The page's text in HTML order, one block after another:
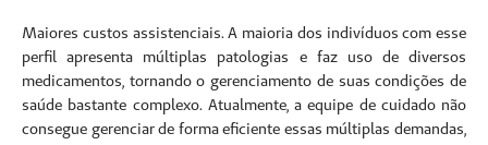
Maiores custos assistenciais. A maioria dos indivíduos com esse
perfil apresenta múltiplas patologias e faz uso de diversos
medicamentos, tornando o gerenciamento de suas condições de
saúde bastante complexo. Atualmente, a equipe de cuidado não
consegue gerenciar de forma eficiente essas múltiplas demandas,